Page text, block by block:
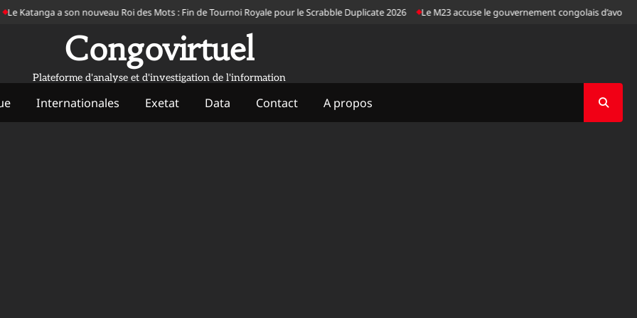
Katanga a son nouveau Roi des Mots : Fin de Tournoi Royale pour le Scrabble Duplicate 2026 Le M23 accuse le gouvernement congolais d’avoir “
Congovirtuel
Plateforme d'analyse et d'investigation de l'information
Internationales Exetat Data Contact A propos